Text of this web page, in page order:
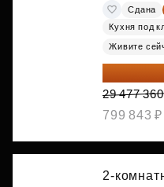
Сдана
Кухня под
Живите
26 234
29 477
799 843 ₽
2-